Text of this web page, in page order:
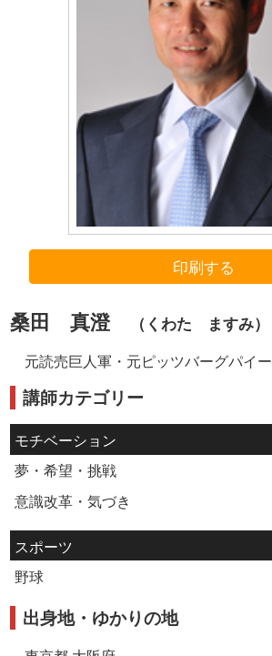
印刷する
桑田 真澄 （くわた ますみ）
元読売巨人軍・元ピッツバーグパイ
講師カテゴリー
モチベーション
夢・希望・挑戦
意識改革・気づき
スポーツ
野球
出身地・ゆかりの地